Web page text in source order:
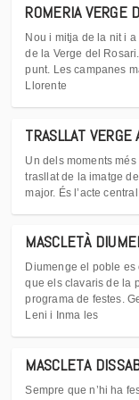
ROMERIA VERGE
Nou i mitja de la nit i
de la Verge del
punt. Les campanes
Llorente
TRASLLAT VERGE
Un dels moments
trasllat de la imatge
major. És l’acte
MASCLETÀ
Diumenge el poble
que els clavaris de la
programa de festes.
Leni i Inma les
MASCLETA
Sempre que n’hi ha